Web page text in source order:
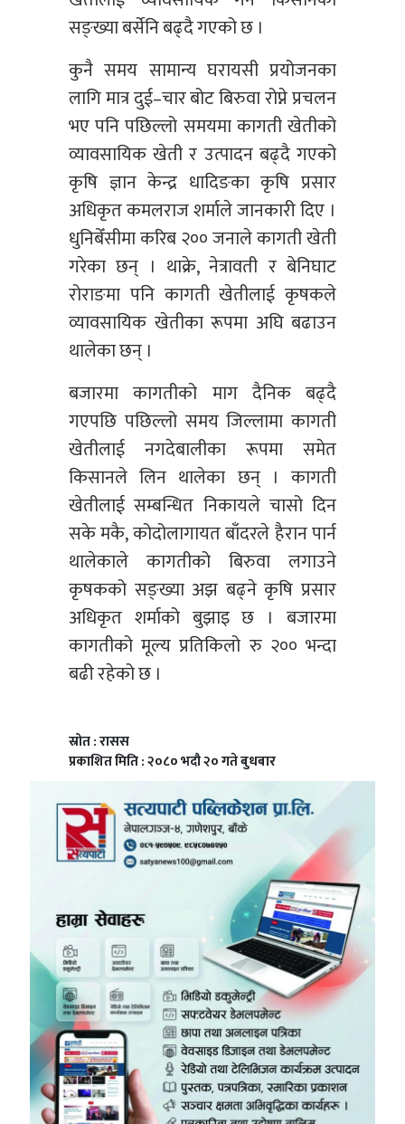
सङ्ख्या बर्सेनि बढ्दै गएको छ ।
कुनै समय सामान्य घरायसी प्रयोजनका
लागि मात्र दुई–चार बोट बिरुवा रोप्ने प्रचलन
भए पनि पछिल्लो समयमा कागती खेतीको
व्यावसायिक खेती र उत्पादन बढ्दै गएको
कृषि ज्ञान केन्द्र धादिङका कृषि प्रसार
अधिकृत कमलराज शर्माले जानकारी दिए ।
धुनिबेँसीमा करिब २०० जनाले कागती खेती
गरेका छन् । थाक्रे, नेत्रावती र बेनिघाट
रोराङमा पनि कागती खेतीलाई कृषकले
व्यावसायिक खेतीका रूपमा अघि बढाउन
थालेका छन् ।
बजारमा कागतीको माग दैनिक बढ्दै
गएपछि पछिल्लो समय जिल्लामा कागती
खेतीलाई नगदेबालीका रूपमा समेत
किसानले लिन थालेका छन् । कागती
खेतीलाई सम्बन्धित निकायले चासो दिन
सके मकै, कोदोलागायत बाँदरले हैरान पार्न
थालेकाले कागतीको बिरुवा लगाउने
कृषकको सङ्ख्या अझ बढ्ने कृषि प्रसार
अधिकृत शर्माको बुझाइ छ । बजारमा
कागतीको मूल्य प्रतिकिलो रु २०० भन्दा
बढी रहेको छ ।
स्रोत : रासस
प्रकाशित मिति : २०८० भदौ २० गते बुधबार